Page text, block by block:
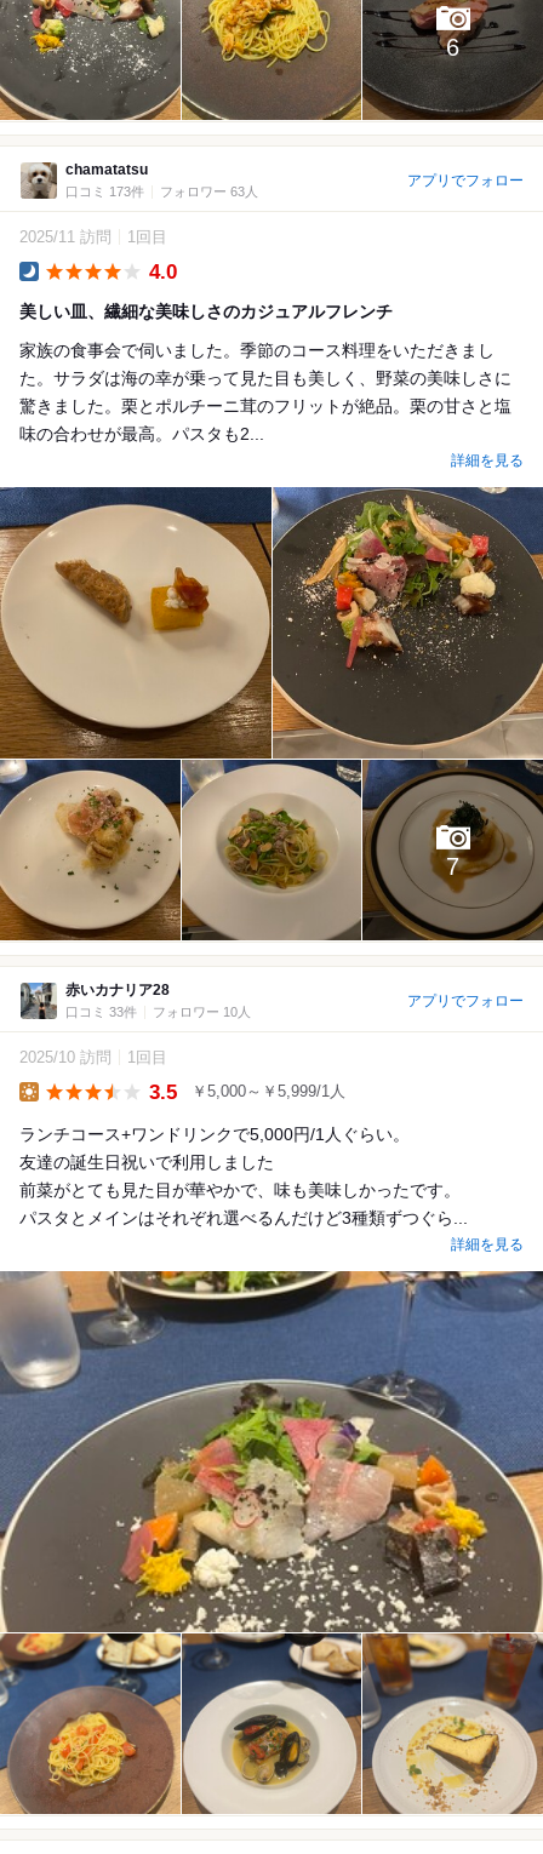
6
chamatatsu
口コミ 173件 フォロワー 63人
アプリでフォロー
2025/11 訪問 1回目
4.0
美しい皿、繊細な美味しさのカジュアルフレンチ
家族の食事会で伺いました。季節のコース料理をいただきまし
た。サラダは海の幸が乗って見た目も美しく、野菜の美味しさに
驚きました。栗とポルチーニ茸のフリットが絶品。栗の甘さと塩
味の合わせが最高。パスタも2...
詳細を見る
7
赤いカナリア28
口コミ 33件 フォロワー 10人
アプリでフォロー
2025/10 訪問 1回目
3.5 ￥5,000～￥5,999/1人
ランチコース+ワンドリンクで5,000円/1人ぐらい。
友達の誕生日祝いで利用しました
前菜がとても見た目が華やかで、味も美味しかったです。
パスタとメインはそれぞれ選べるんだけど3種類ずつぐら...
詳細を見る